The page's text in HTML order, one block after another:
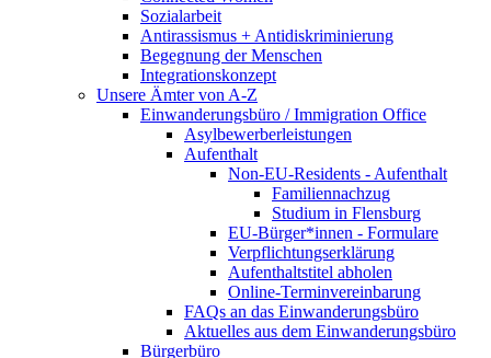
Sozialarbeit
Antirassismus + Antidiskriminierung
Begegnung der Menschen
Integrationskonzept
Unsere Ämter von A-Z
Einwanderungsbüro / Immigration Office
Asylbewerberleistungen
Aufenthalt
Non-EU-Residents - Aufenthalt
Familiennachzug
Studium in Flensburg
EU-Bürger*innen - Formulare
Verpflichtungserklärung
Aufenthaltstitel abholen
Online-Terminvereinbarung
FAQs an das Einwanderungsbüro
Aktuelles aus dem Einwanderungsbüro
Bürgerbüro